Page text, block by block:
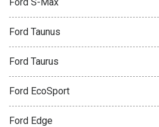
Ford Taunus
Ford Taurus
Ford EcoSport
Ford Edge